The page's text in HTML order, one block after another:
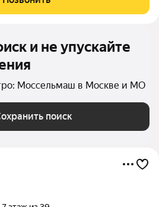
спальня,
и не упускайте
Моссельмаш в Москве и МО
поиск